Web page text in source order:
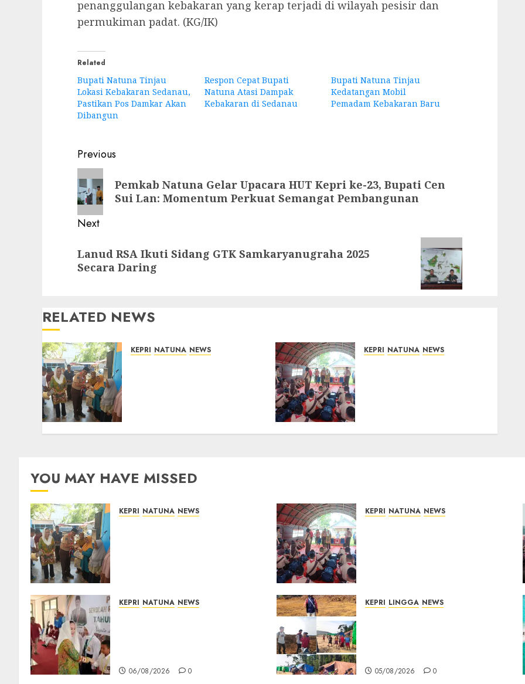
penanggulangan kebakaran yang kerap terjadi di wilayah pesisir dan
permukiman padat. (KG/IK)
Related
Bupati Natuna Tinjau
Lokasi Kebakaran Sedanau,
Pastikan Pos Damkar Akan
Dibangun
Respon Cepat Bupati
Natuna Atasi Dampak
Kebakaran di Sedanau
Bupati Natuna Tinjau
Kedatangan Mobil
Pemadam Kebakaran Baru
Post
navigation
Previous
Previous
post:
Pemkab Natuna Gelar Upacara HUT Kepri ke-23, Bupati Cen
Sui Lan: Momentum Perkuat Semangat Pembangunan
Next
post:
Lanud RSA Ikuti Sidang GTK Samkaryanugraha 2025
Secara Daring
RELATED NEWS
KEPRI NATUNA NEWS KEPRI NATUNA NEWS
06/08/2026 0
YOU MAY HAVE MISSED
KEPRI NATUNA NEWS KEPRI NATUNA NEWS
KEPRI NATUNA NEWS
06/08/2026 0
KEPRI LINGGA NEWS
05/08/2026 0